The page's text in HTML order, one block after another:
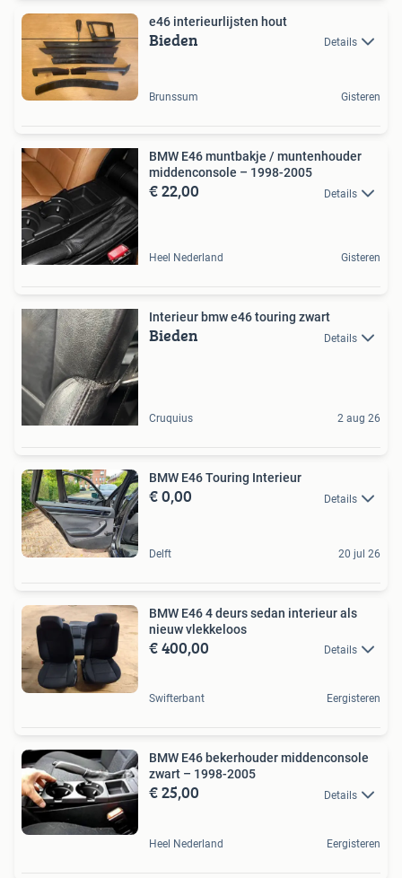
e46 interieurlijsten hout
Bieden Details
Brunssum Gisteren
BMW E46 muntbakje / muntenhouder
middenconsole – 1998-2005
€ 22,00 Details
Heel Nederland Gisteren
Interieur bmw e46 touring zwart
Bieden Details
Cruquius 2 aug 26
BMW E46 Touring Interieur
€ 0,00 Details
Delft 20 jul 26
BMW E46 4 deurs sedan interieur als
nieuw vlekkeloos
€ 400,00 Details
Swifterbant Eergisteren
BMW E46 bekerhouder middenconsole
zwart – 1998-2005
€ 25,00 Details
Heel Nederland Eergisteren